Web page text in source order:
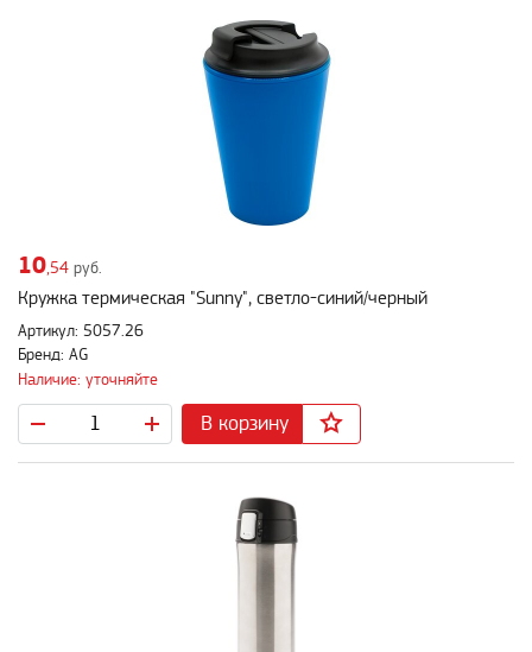
10,54 руб.
Кружка термическая "Sunny", светло-синий/черный
Артикул: 5057.26
Бренд: AG
Наличие: уточняйте
В корзину